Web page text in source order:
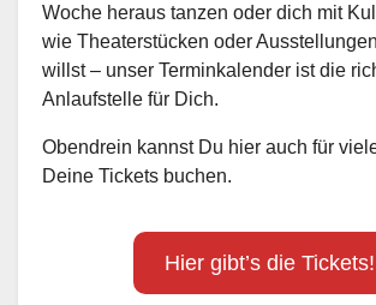
Woche heraus tanzen oder dich mit
wie Theaterstücken oder
willst – unser Terminkalender ist die
Anlaufstelle für Dich.
Obendrein kannst Du hier auch für
Deine Tickets buchen.
Hier gibt’s die Tickets!